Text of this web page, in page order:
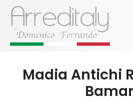
Madia Antichi